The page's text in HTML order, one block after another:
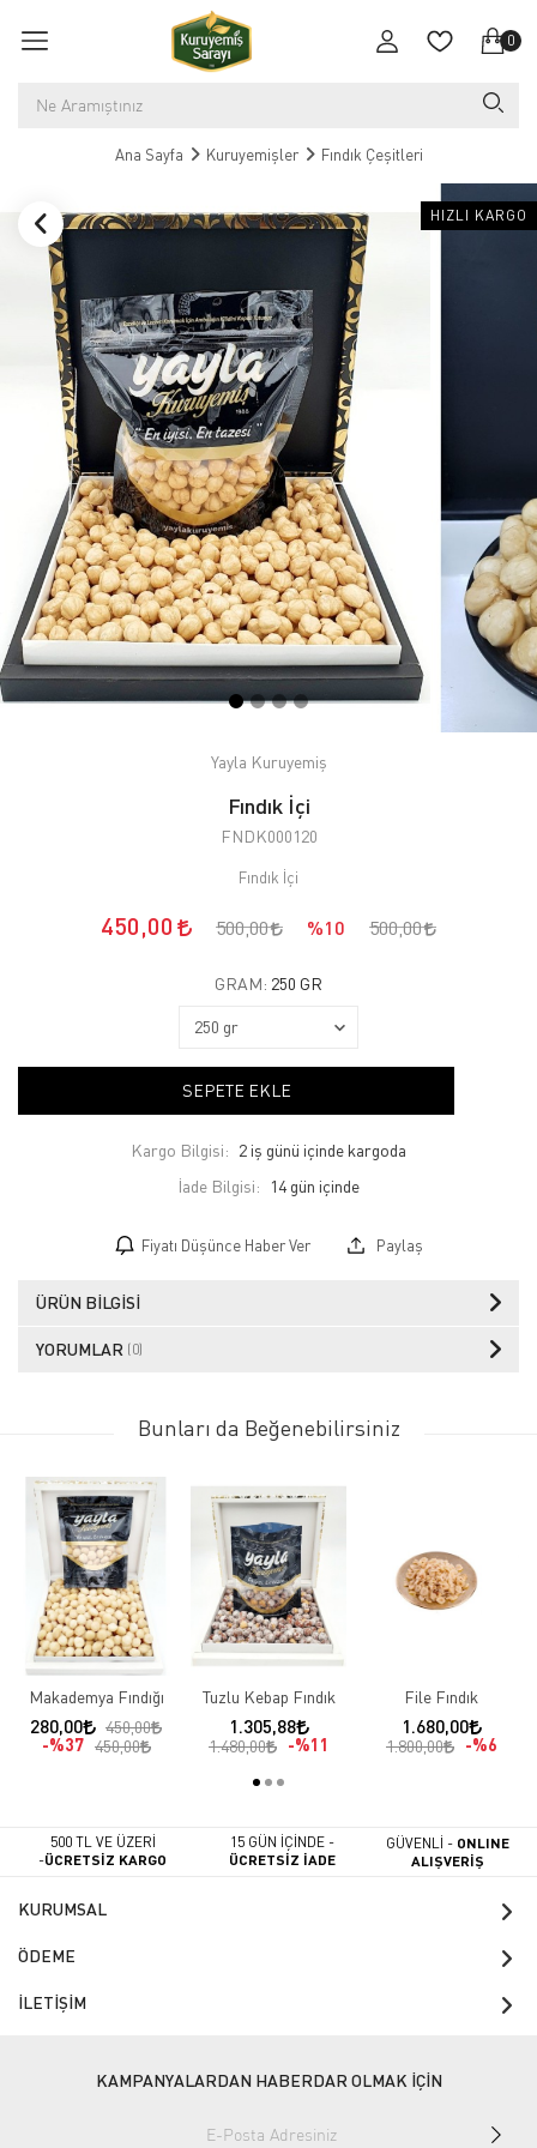
0
Ana Sayfa Kuruyemişler Fındık Çeşitleri
HIZLI KARGO
Yayla Kuruyemiş
Fındık İçi
FNDK000120
Fındık İçi
450,00 500,00 %10 500,00
GRAM: 250 GR
SEPETE EKLE
Kargo Bilgisi: 2 iş günü içinde kargoda
İade Bilgisi:
Fiyatı Düşünce Haber Ver Paylaş
ÜRÜN BILGISI
YORUMLAR (0)
Bunları da Beğenebilirsiniz
Makademya Fındığı
280,00
450,00
%37 450,00
Tuzlu Kebap Fındık
1.305,88
1.480,00 %11
File Fındık
1.680,00
1.800,00 %6
500 TL VE ÜZERİ
-ÜCRETSİZ KARGO
15 GÜN İÇİNDE -
ÜCRETSİZ İADE
GÜVENLİ - ONLINE
ALIŞVERİŞ
KURUMSAL
ÖDEME
İLETİŞİM
KAMPANYALARDAN HABERDAR OLMAK İÇİN